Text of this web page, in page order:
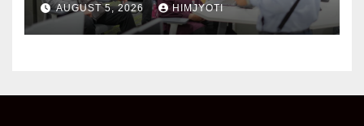
AUGUST 5, 2026 HIMJYOTI